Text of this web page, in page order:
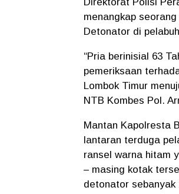
menangkap
Detonator di
“Pria berinisial 63
pemeriksaan
Lombok Timur
NTB Kombes Pol.
Mantan Kapolresta
lantaran terduga
ransel warna hitam
– masing kotak
detonator